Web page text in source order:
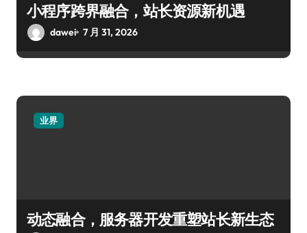
小程序跨界融合，站长资源新机遇
dawei 7 月 31, 2026
业界
动态融合，服务器开发重塑站长新生态